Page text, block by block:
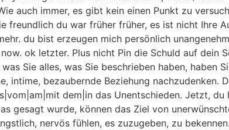
auch immer, es gibt kein einen Punkt zu
du war früher früher, es ist nicht Ihre
du bist erzeugen mich persönlich
ok letzter. Plus nicht Pin die Schuld auf
Sie alles, was Sie beschrieben haben, haben
intime, bezaubernde Beziehung nachzudenken.
dem|in das Unentschieden. Jetzt,
gesagt wurde, können das Ziel von
nervös fühlen, es zuzugeben, zu